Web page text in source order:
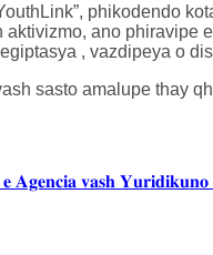
phikodendo
ano phiravipe
, vazdipeya o
sasto amalupe thay
𝐀𝐠𝐞𝐧𝐜𝐢𝐚 𝐯𝐚𝐬𝐡 𝐘𝐮𝐫𝐢𝐝𝐢𝐤𝐮𝐧𝐨